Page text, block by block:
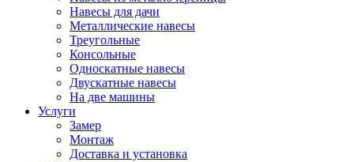
Навесы для дачи
Металлические навесы
Треугольные
Консольные
Односкатные навесы
Двускатные навесы
На две машины
Услуги
Замер
Монтаж
Доставка и установка